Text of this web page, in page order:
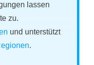
lassen
zu.
und unterstützt
.